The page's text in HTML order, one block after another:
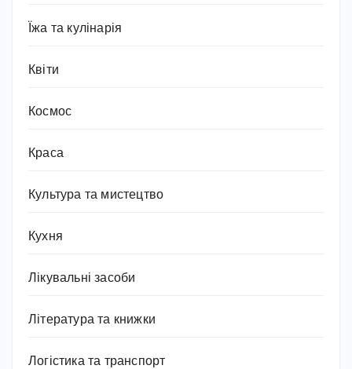
Їжа та кулінарія
Квіти
Космос
Краса
Культура та мистецтво
Кухня
Лікувальні засоби
Література та книжки
Логістика та транспорт